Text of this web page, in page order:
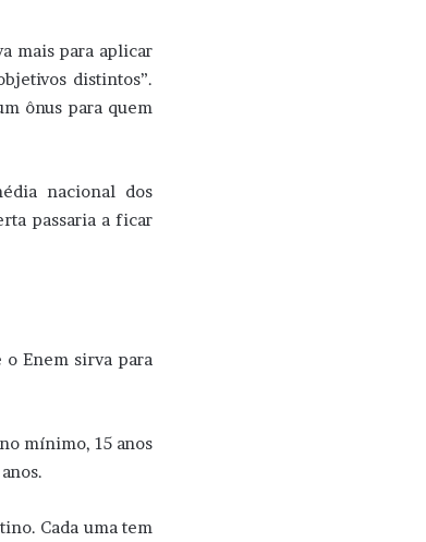
mais para aplicar
distintos”.
ônus para quem
nacional dos
passaria a ficar
Enem sirva para
mínimo, 15 anos
Cada uma tem